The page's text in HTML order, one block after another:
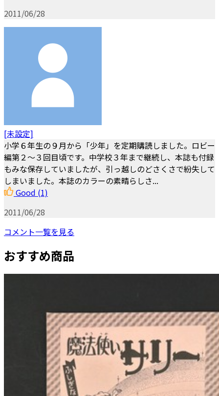
2011/06/28
[未設定]
小学６年生の９月から「少年」を定期購読しました。ロビー
編第２～３回目頃です。中学校３年まで継続し、本誌も付録
もみな保存していましたが、引っ越しのどさくさで紛失して
しまいました。本誌のカラーの素晴らしさ...
Good (1)
2011/06/28
コメント一覧を見る
おすすめ商品